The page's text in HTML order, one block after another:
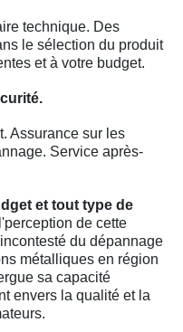
technique. Des
le sélection du produit
et à votre budget.
Assurance sur les
Service après-
et tout type de
de cette
du dépannage
métalliques en région
sa capacité
envers la qualité et la